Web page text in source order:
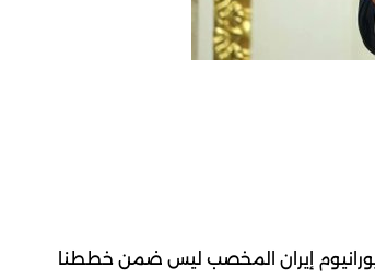
يورانيوم إيران المخصب ليس ضمن خططنا